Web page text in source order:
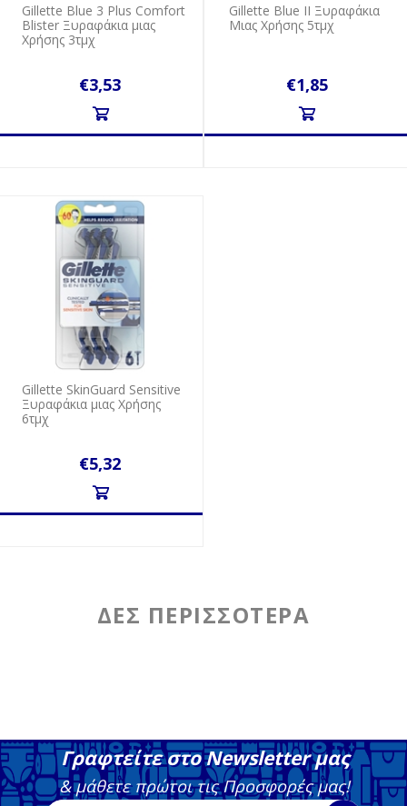
Gillette Blue 3 Plus Comfort
Blister Ξυραφάκια μιας
Χρήσης 3τμχ
€3,53
Gillette Blue II Ξυραφάκια
Μιας Χρήσης 5τμχ
€1,85
Gillette SkinGuard Sensitive
Ξυραφάκια μιας Χρήσης
6τμχ
€5,32
Γραφτείτε στο Newsletter μας
& μάθετε πρώτοι τις Προσφορές μας!